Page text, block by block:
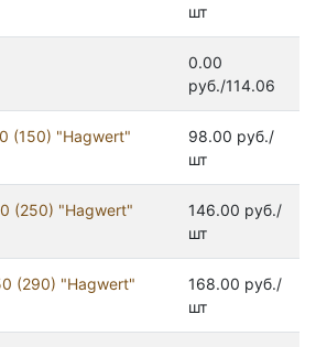
шт
0.00
руб./114.06
(150) "Hagwert"
98.00 руб./
шт
(250) "Hagwert"
146.00 руб./
шт
(290) "Hagwert"
168.00 руб./
шт